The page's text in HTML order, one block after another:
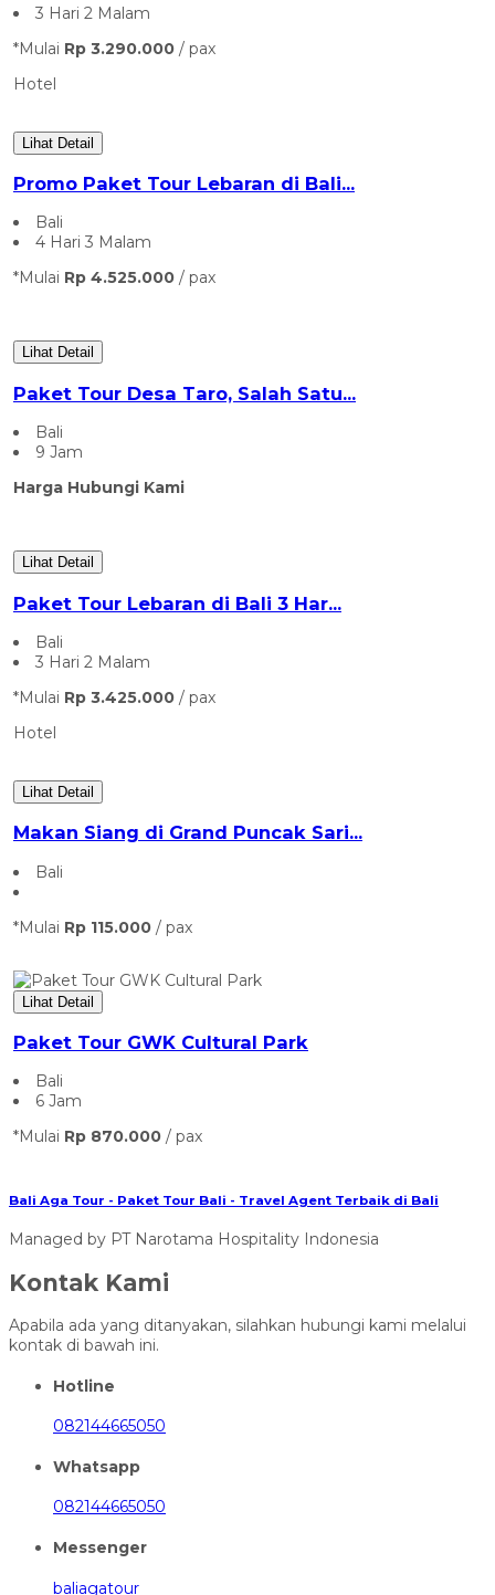
Bali Aga Tour - Paket Tour Bali - Travel Agent Terbaik di Bali
Managed by PT Narotama Hospitality Indonesia
Kontak Kami
Apabila ada yang ditanyakan, silahkan hubungi kami melalui
kontak di bawah ini.
Hotline
082144665050
Whatsapp
082144665050
Messenger
baliagatour